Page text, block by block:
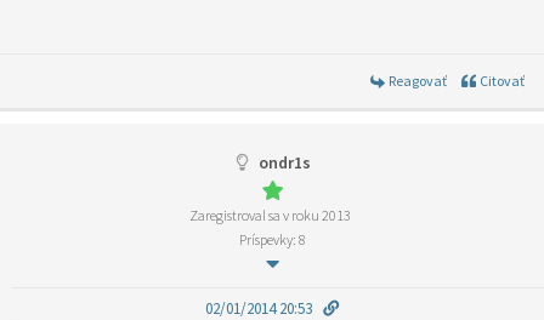
Reagovať Citovať
ondr1s
Zaregistroval sa v roku 2013
Príspevky: 8
02/01/2014 20:53